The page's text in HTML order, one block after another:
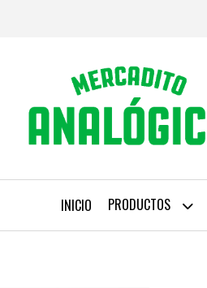
INICIO PRODUCTOS